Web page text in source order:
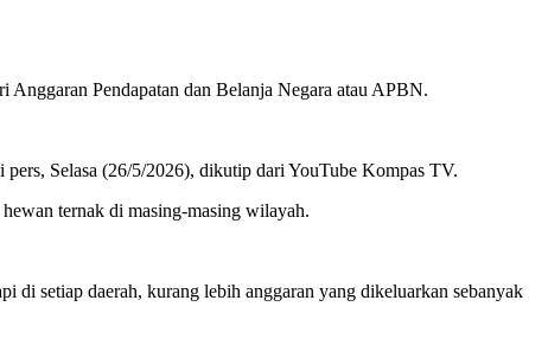
Anggaran Pendapatan dan Belanja Negara atau APBN.
Selasa (26/5/2026), dikutip dari YouTube Kompas TV.
ternak di masing-masing wilayah.
di setiap daerah, kurang lebih anggaran yang dikeluarkan sebanyak